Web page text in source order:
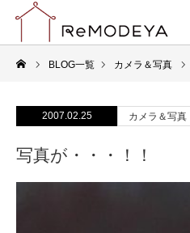
BLOG一覧 カメラ＆写真
2007.02.25 カメラ＆写真
写真が・・・！！